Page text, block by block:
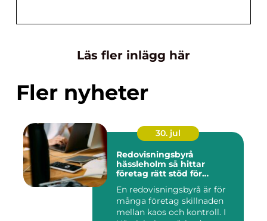
Läs fler inlägg här
Fler nyheter
30. jul
Redovisningsbyrå
hässleholm så hittar
företag rätt stöd för
En redovisningsbyrå är för
många företag skillnaden
mellan kaos och kontroll. I